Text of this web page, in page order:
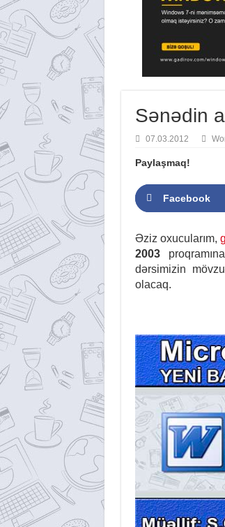
Sənədin
07.03.2012
Paylaşmaq!
Facebook
Əziz oxucularım,
2003
dərsimizin
olacaq.